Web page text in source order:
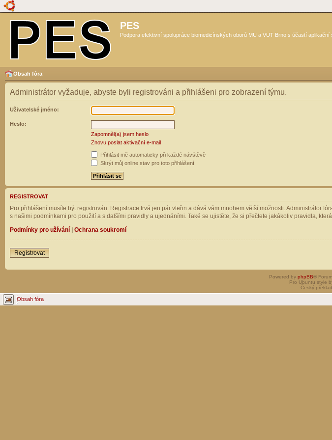
PES
Podpora efektivní spolupráce biomedicínských oborů MU a VUT Brno s účastí aplikační
Obsah fóra
Administrátor vyžaduje, abyste byli registrováni a přihlášeni pro zobrazení týmu.
Uživatelské jméno:
Heslo:
Zapomněl(a) jsem heslo
Znovu poslat aktivační e-mail
Přihlásit mě automaticky při každé návštěvě
Skrýt můj online stav pro toto přihlášení
REGISTROVAT
Pro přihlášení musíte být registrován. Registrace trvá jen pár vteřin a dává vám mnohem větší možnosti. Administrátor
s našimi podmínkami pro použití a s dalšími pravidly a ujednáními. Také se ujistěte, že si přečtete jakákoliv pravidla,
Podmínky pro užívání | Ochrana soukromí
Registrovat
Powered by phpBB®
Pro Ubuntu style
Český
Obsah fóra